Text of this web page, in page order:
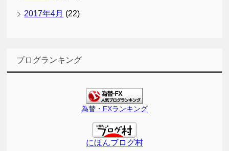
2017年4月 (22)
ブログランキング
為替・FXランキング
にほんブログ村